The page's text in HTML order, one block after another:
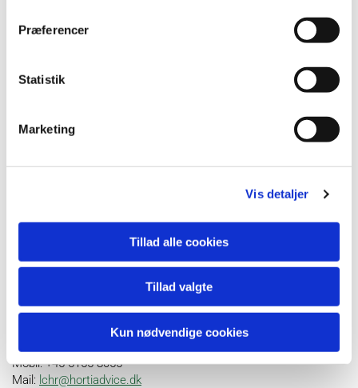
Præferencer
Statistik
Marketing
Vis detaljer
Tillad alle cookies
Tillad valgte
Kun nødvendige cookies
Mail:kkja@hortiadvice.dk
Lene Eva Christensen
Konsulent
Mobil: +45 5155 8055
Mail: lchr@hortiadvice.dk